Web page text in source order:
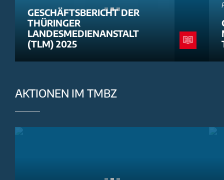
GESCHÄFTSBERICHT DER
THÜRINGER
LANDESMEDIENANSTALT
(TLM) 2025
AKTIONEN IM TMBZ